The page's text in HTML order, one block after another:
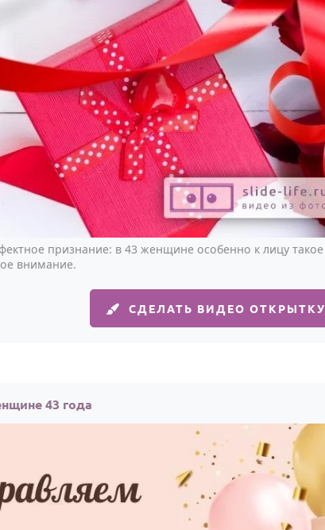
признание: в 43 женщине особенно к лицу такое
внимание.
СДЕЛАТЬ ВИДЕО ОТКРЫТКУ
43 года